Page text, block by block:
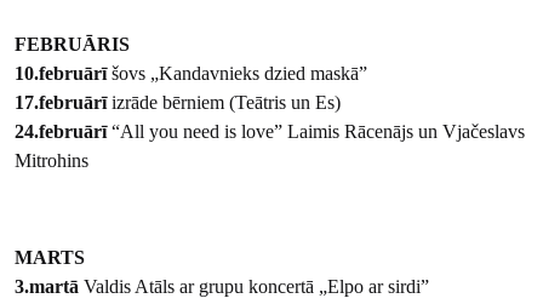
FEBRUĀRIS
10.februārīšovs „Kandavnieks dzied maskā”
17.februārīizrāde bērniem (Teātris un Es)
24.februārī“All you need is love” Laimis Rācenājs un Vjačeslavs
Mitrohins
MARTS
3.martā Valdis Atāls ar grupu koncertā „Elpo ar sirdi”